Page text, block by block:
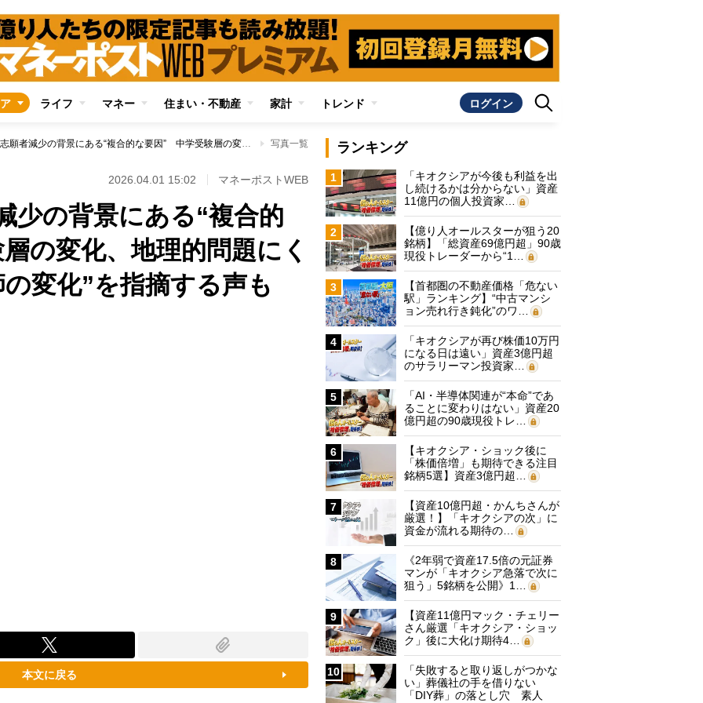
ライフ マネー 住まい・不動産 家計 トレンド ログイン
麻布中学の志願者減少の背景にある“複合的な要因” 中学受験層の変化、地理的問題にくわえ、“学習塾講師の変化”を指摘する声も 写真一覧
2026.04.01 15:02 マネーポストWEB
少の背景にある“複合的
の変化、地理的問題にく
変化”を指摘する声も
本文に戻る
ランキング
1
「キオクシアが今後も利益を出
し続けるかは分からない」資産
11億円の個人投資家…
2
【億り人オールスターが狙う20
銘柄】「総資産69億円超」90歳
現役トレーダーから“1…
3
【首都圏の不動産価格「危ない
駅」ランキング】“中古マンシ
ョン売れ行き鈍化”のワ…
4
「キオクシアが再び株価10万円
になる日は遠い」資産3億円超
のサラリーマン投資家…
5
「AI・半導体関連が“本命”であ
ることに変わりはない」資産20
億円超の90歳現役トレ…
6
【キオクシア・ショック後に
「株価倍増」も期待できる注目
銘柄5選】資産3億円超…
7
【資産10億円超・かんちさんが
厳選！】「キオクシアの次」に
資金が流れる期待の…
8
《2年弱で資産17.5倍の元証券
マンが「キオクシア急落で次に
狙う」5銘柄を公開》1…
9
【資産11億円マック・チェリー
さん厳選「キオクシア・ショッ
ク」後に大化け期待4…
10
「失敗すると取り返しがつかな
い」葬儀社の手を借りない
「DIY葬」の落とし穴 素人